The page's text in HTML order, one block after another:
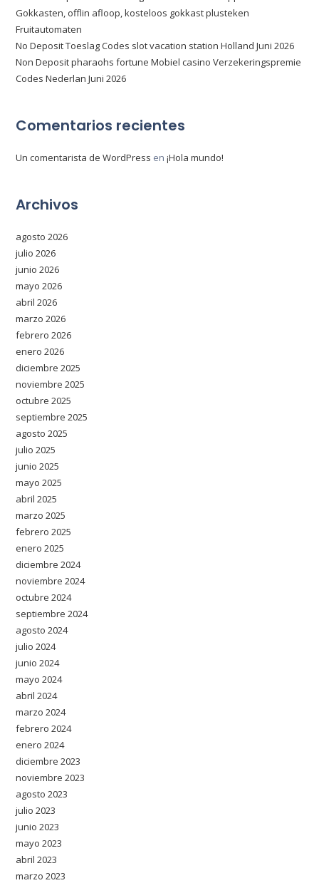
Gokkasten, offlin afloop, kosteloos gokkast plusteken
Fruitautomaten
No Deposit Toeslag Codes slot vacation station Holland Juni 2026
Non Deposit pharaohs fortune Mobiel casino Verzekeringspremie
Codes Nederlan Juni 2026
Comentarios recientes
Un comentarista de WordPress en¡Hola mundo!
Archivos
agosto 2026
julio 2026
junio 2026
mayo 2026
abril 2026
marzo 2026
febrero 2026
enero 2026
diciembre 2025
noviembre 2025
octubre 2025
septiembre 2025
agosto 2025
julio 2025
junio 2025
mayo 2025
abril 2025
marzo 2025
febrero 2025
enero 2025
diciembre 2024
noviembre 2024
octubre 2024
septiembre 2024
agosto 2024
julio 2024
junio 2024
mayo 2024
abril 2024
marzo 2024
febrero 2024
enero 2024
diciembre 2023
noviembre 2023
agosto 2023
julio 2023
junio 2023
mayo 2023
abril 2023
marzo 2023